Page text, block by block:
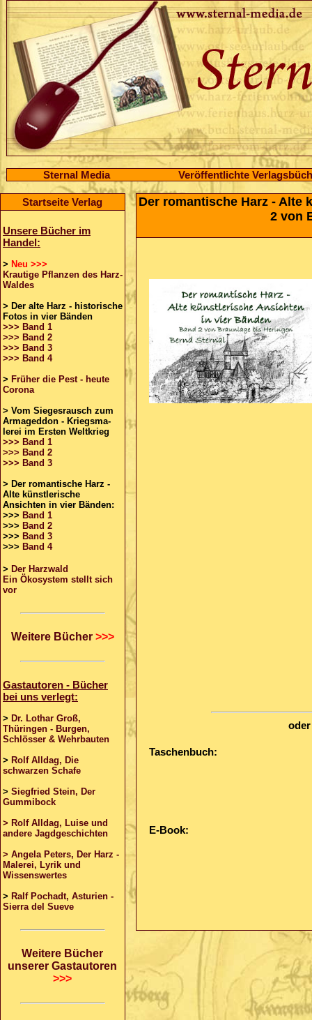
Sternal Media Veröffentlichte
Startseite Verlag
Unsere Bücher im
Handel:
> Neu >>>
Krautige Pflanzen des Harz-
Waldes
> Der alte Harz - historische
Fotos in vier Bänden
>>> Band 1
>>> Band 2
>>> Band 3
>>> Band 4
> Früher die Pest - heute
Corona
> Vom Siegesrausch zum
Armageddon - Kriegsma-
lerei im Ersten Weltkrieg
>>> Band 1
>>> Band 2
>>> Band 3
> Der romantische Harz -
Alte künstlerische
Ansichten in vier Bänden:
>>> Band 1
>>> Band 2
>>> Band 3
>>> Band 4
> Der Harzwald
Ein Ökosystem stellt sich
vor
Weitere Bücher >>>
Gastautoren - Bücher
bei uns verlegt:
> Dr. Lothar Groß,
Thüringen - Burgen,
Schlösser & Wehrbauten
> Rolf Alldag, Die
schwarzen Schafe
> Siegfried Stein, Der
Gummibock
> Rolf Alldag, Luise und
andere Jagdgeschichten
> Angela Peters, Der Harz -
Malerei, Lyrik und
Wissenswertes
> Ralf Pochadt, Asturien -
Sierra del Sueve
Weitere Bücher
unserer Gastautoren
>>>
Der romantische Harz - Alte
2 von
Taschenbuch:
E-Book: